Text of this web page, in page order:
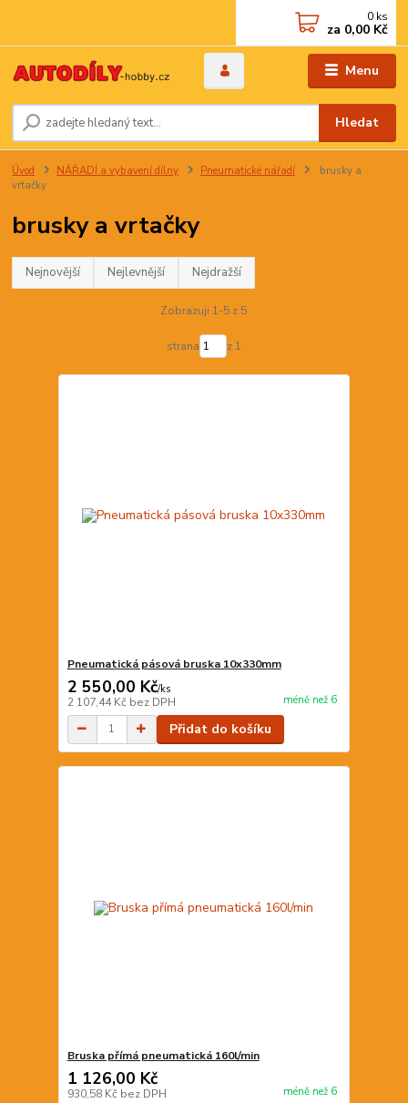
Menu
Hledat
0 ks
za 0,00 Kč
Úvod NÁŘADÍ a vybavení dílny Pneumatické nářadí
brusky a
vrtačky
brusky a vrtačky
Nejnovější Nejlevnější Nejdražší
Zobrazuji 1-5 z 5
strana z 1
Pneumatická pásová bruska 10x330mm
2 550,00 Kč/ks
2 107,44 Kč bez DPH méně než 6
Přidat do košíku
Bruska přímá pneumatická 160l/min
1 126,00 Kč
930,58 Kč bez DPH méně než 6